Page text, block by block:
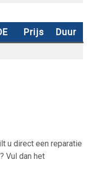
Prijs Duur
u direct een reparatie
Vul dan het